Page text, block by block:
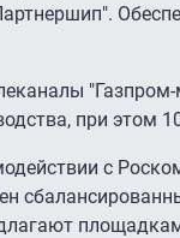
при этом
с